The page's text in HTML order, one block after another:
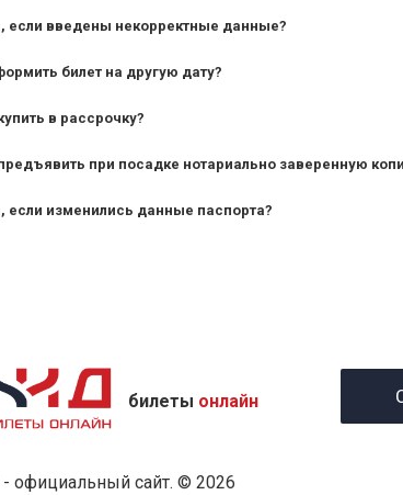
если введены некорректные данные?
билет на другую дату?
в рассрочку?
при посадке нотариально заверенную
если изменились данные паспорта?
билеты онлайн
- официальный сайт. © 2026